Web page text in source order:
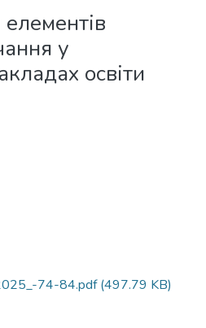
у
освіти
74-84.pdf(497.79 KB)